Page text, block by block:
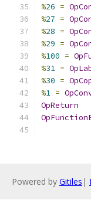
%26 =
%27 =
%28 =
%29 =
%100 =
%31 =
%30 =
%1 =
OpReturn
Powered by Gitiles |